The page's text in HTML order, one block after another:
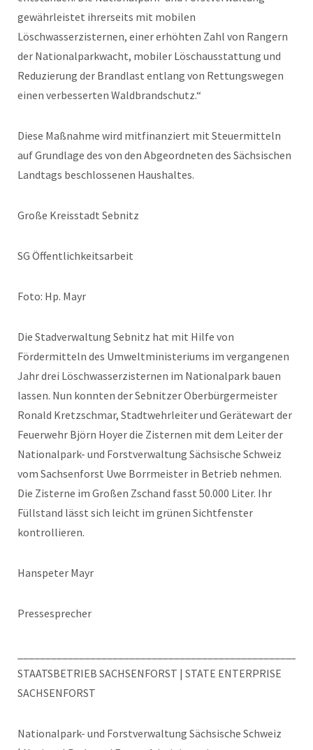
gewährleistet ihrerseits mit mobilen
Löschwasserzisternen, einer erhöhten Zahl von Rangern
der Nationalparkwacht, mobiler Löschausstattung und
Reduzierung der Brandlast entlang von Rettungswegen
einen verbesserten Waldbrandschutz.“
Diese Maßnahme wird mitfinanziert mit Steuermitteln
auf Grundlage des von den Abgeordneten des Sächsischen
Landtags beschlossenen Haushaltes.
Große Kreisstadt Sebnitz
SG Öffentlichkeitsarbeit
Foto: Hp. Mayr
Die Stadverwaltung Sebnitz hat mit Hilfe von
Fördermitteln des Umweltministeriums im vergangenen
Jahr drei Löschwasserzisternen im Nationalpark bauen
lassen. Nun konnten der Sebnitzer Oberbürgermeister
Ronald Kretzschmar, Stadtwehrleiter und Gerätewart der
Feuerwehr Björn Hoyer die Zisternen mit dem Leiter der
Nationalpark- und Forstverwaltung Sächsische Schweiz
vom Sachsenforst Uwe Borrmeister in Betrieb nehmen.
Die Zisterne im Großen Zschand fasst 50.000 Liter. Ihr
Füllstand lässt sich leicht im grünen Sichtfenster
kontrollieren.
Hanspeter Mayr
Pressesprecher
STAATSBETRIEB SACHSENFORST | STATE ENTERPRISE
SACHSENFORST
Nationalpark- und Forstverwaltung Sächsische Schweiz